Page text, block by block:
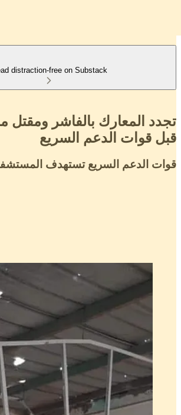
distraction-free on Substack
تجدد المعارك بالفاشر ومقتل
قبل قوات الدعم السريع
قوات الدعم السريع تستهدف